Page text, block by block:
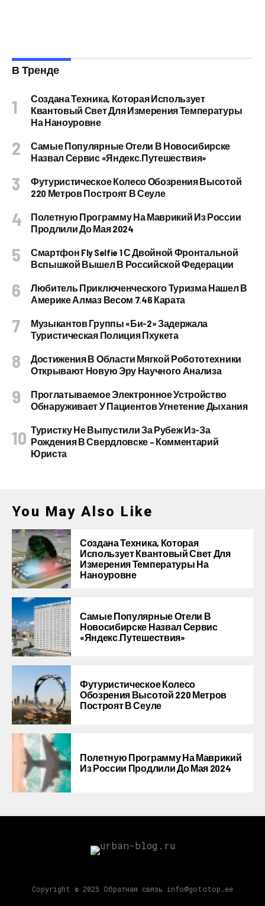
В Тренде
Создана Техника, Которая Использует
Квантовый Свет Для Измерения Температуры
На Наноуровне
Самые Популярные Отели В Новосибирске
Назвал Сервис «Яндекс.Путешествия»
Футуристическое Колесо Обозрения Высотой
220 Метров Построят В Сеуле
Полетную Программу На Маврикий Из России
Продлили До Мая 2024
Смартфон Fly Selfie 1 С Двойной Фронтальной
Вспышкой Вышел В Российской Федерации
Любитель Приключенческого Туризма Нашел В
Америке Алмаз Весом 7.46 Карата
Музыкантов Группы «Би-2» Задержала
Туристическая Полиция Пхукета
Достижения В Области Мягкой Робототехники
Открывают Новую Эру Научного Анализа
Проглатываемое Электронное Устройство
Обнаруживает У Пациентов Угнетение Дыхания
Туристку Не Выпустили За Рубеж Из-За
Рождения В Свердловске – Комментарий
Юриста
You May Also Like
Создана Техника, Которая
Использует Квантовый Свет Для
Измерения Температуры На
Наноуровне
Самые Популярные Отели В
Новосибирске Назвал Сервис
«Яндекс.Путешествия»
Футуристическое Колесо
Обозрения Высотой 220 Метров
Построят В Сеуле
Полетную Программу На Маврикий
Из России Продлили До Мая 2024
Copyright © 2025 Обратная связь info@gototop.ee